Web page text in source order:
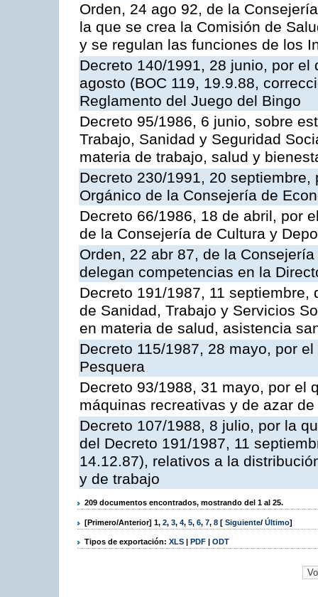
Orden, 24 ago 92, de la
la que se crea la Comisión de
y se regulan las funciones de los
Decreto 140/1991, 28 junio, por
agosto (BOC 119, 19.9.88,
Reglamento del Juego del Bingo
Decreto 95/1986, 6 junio, sobre
Trabajo, Sanidad y Seguridad
materia de trabajo, salud y
Decreto 230/1991, 20
Orgánico de la Consejería de
Decreto 66/1986, 18 de abril, por
de la Consejería de Cultura y
Orden, 22 abr 87, de la
delegan competencias en la
Decreto 191/1987, 11
de Sanidad, Trabajo y Servicios
en materia de salud, asistencia
Decreto 115/1987, 28 mayo, por
Pesquera
Decreto 93/1988, 31 mayo, por el
máquinas recreativas y de azar
Decreto 107/1988, 8 julio, por la
del Decreto 191/1987, 11
14.12.87), relativos a la
y de trabajo
209 documentos encontrados, mostrando del 1 al 25.
[Primero/Anterior] 1, 2, 3, 4, 5, 6, 7, 8 [ Siguiente/ Último]
Tipos de exportación: XLS | PDF | ODT